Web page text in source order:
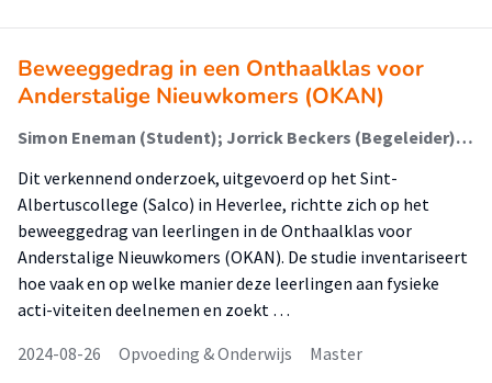
Beweeggedrag in een Onthaalklas voor
Anderstalige Nieuwkomers (OKAN)
Simon Eneman (Student); Jorrick Beckers (Begeleider); Teun Remmers (Begeleider)
Dit verkennend onderzoek, uitgevoerd op het Sint-
Albertuscollege (Salco) in Heverlee, richtte zich op het
beweeggedrag van leerlingen in de Onthaalklas voor
Anderstalige Nieuwkomers (OKAN). De studie inventariseert
hoe vaak en op welke manier deze leerlingen aan fysieke
acti-viteiten deelnemen en zoekt …
2024-08-26
Opvoeding & Onderwijs Master